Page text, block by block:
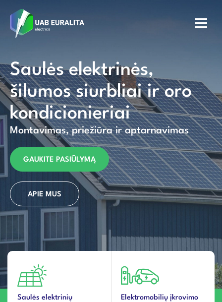
Saulės elektrinės,
šilumos siurbliai ir oro
kondicionieriai
Montavimas, priežiūra ir aptarnavimas
GAUKITE PASIŪLYMĄ
APIE MUS
Saulės elektrinių
Elektromobilių įkrovimo